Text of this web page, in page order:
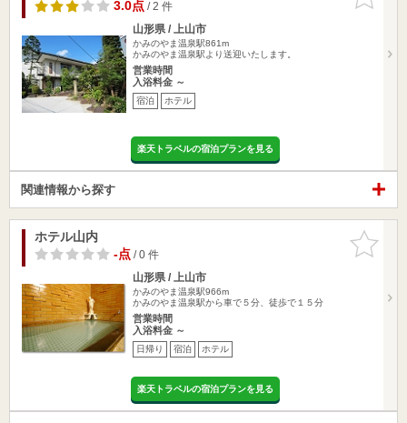
3.0点/ 2 件
山形県 / 上山市
かみのやま温泉駅861m
かみのやま温泉駅より送迎いたします。
営業時間
入浴料金 ～
宿泊 ホテル
楽天トラベルの宿泊プランを見る
関連情報から探す
お気に入
りに追加
ホテル山内
-点/ 0 件
山形県 / 上山市
かみのやま温泉駅966m
かみのやま温泉駅から車で５分、徒歩で１５分
営業時間
入浴料金 ～
日帰り 宿泊 ホテル
楽天トラベルの宿泊プランを見る